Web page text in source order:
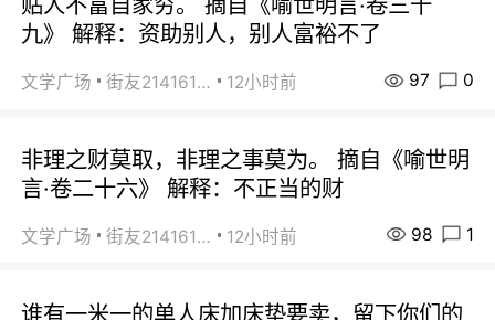
九》 解释：资助别人，别人富裕不了
文学广场 街友21416156 12小时前 97 0
非理之财莫取，非理之事莫为。 摘自《喻世明
言·卷二十六》 解释：不正当的财
文学广场 街友21416156 12小时前 98 1
谁有一米一的单人床加床垫要卖，留下你们的